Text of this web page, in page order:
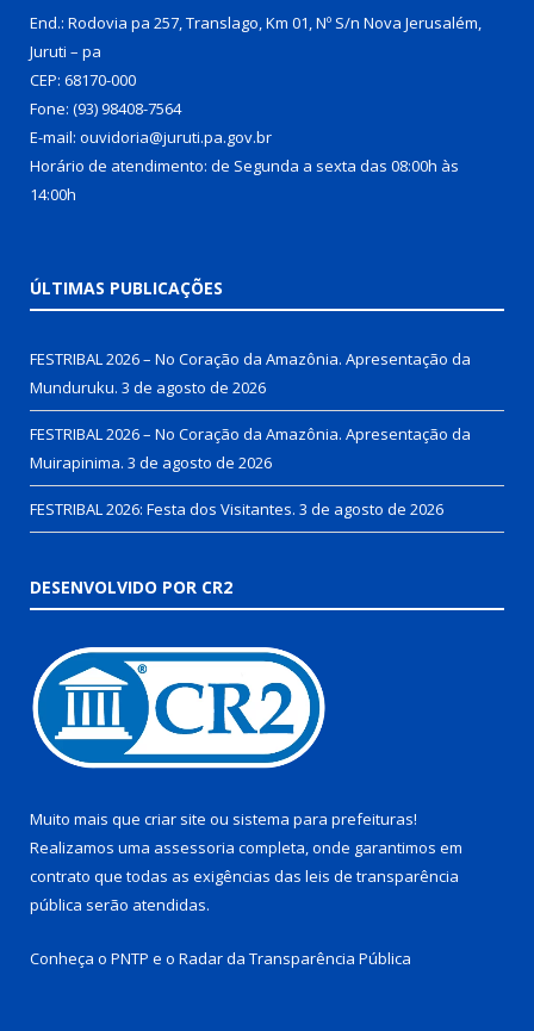
End.: Rodovia pa 257, Translago, Km 01, Nº S/n Nova Jerusalém,
Juruti – pa
CEP: 68170-000
Fone: (93) 98408-7564
E-mail: ouvidoria@juruti.pa.gov.br
Horário de atendimento: de Segunda a sexta das 08:00h às
14:00h
ÚLTIMAS PUBLICAÇÕES
FESTRIBAL 2026 – No Coração da Amazônia. Apresentação da
Munduruku. 3 de agosto de 2026
FESTRIBAL 2026 – No Coração da Amazônia. Apresentação da
Muirapinima. 3 de agosto de 2026
FESTRIBAL 2026: Festa dos Visitantes. 3 de agosto de 2026
DESENVOLVIDO POR CR2
Muito mais que criar site ou sistema para prefeituras!
Realizamos uma assessoria completa, onde garantimos em
contrato que todas as exigências das leis de transparência
pública serão atendidas.
Conheça o PNTP e o Radar da Transparência Pública